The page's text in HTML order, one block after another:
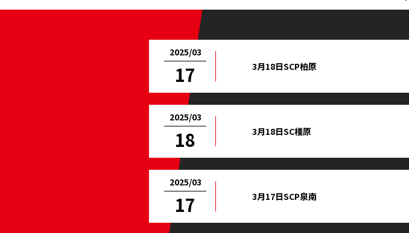
2025/03
17 3月18日SCP柏原
2025/03
18 3月18日SC橿原
2025/03
17 3月17日SCP泉南